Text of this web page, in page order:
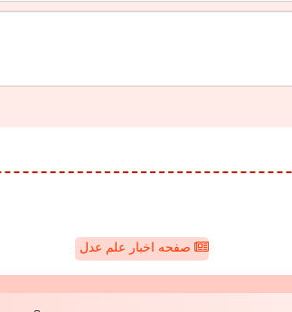
صفحه اخبار علم عدل